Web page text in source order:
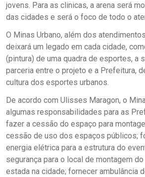
jovens. Para as clinicas, a arena será
das cidades e será o foco de todo o
O Minas Urbano, além dos
deixará um legado em cada cidade,
(pintura) de uma quadra de esportes, a
parceria entre o projeto e a Prefeitura,
cultura dos esportes urbanos.
De acordo com Ulisses Maragon, o
algumas responsabilidades para as
fazer a cessão do espaço para
cessão de uso dos espaços públicos;
energia elétrica para a estrutura do
segurança para o local de montagem
estada na cidade; fornecer ambulância